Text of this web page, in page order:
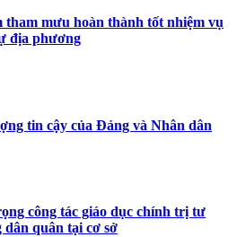
tham mưu hoàn thành tốt nhiệm vụ
địa phương
tin cậy của Đảng và Nhân dân
công tác giáo dục chính trị tư
quân tại cơ sở